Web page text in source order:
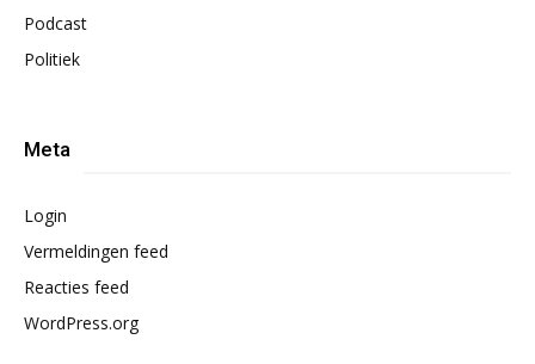
Podcast
Politiek
Meta
Login
Vermeldingen feed
Reacties feed
WordPress.org